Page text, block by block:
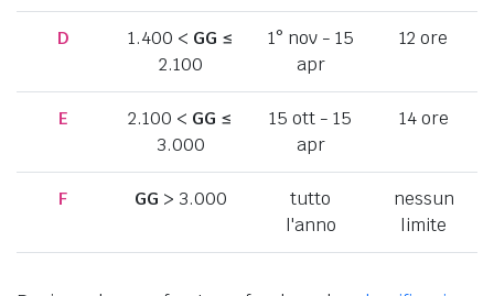
D 1.400 < GG ≤
2.100
1° nov - 15
apr
12 ore
E 2.100 < GG ≤
3.000
15 ott - 15
apr
14 ore
F GG > 3.000
tutto
l'anno
nessun
limite